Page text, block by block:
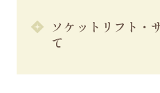
ソケットリフト・
て